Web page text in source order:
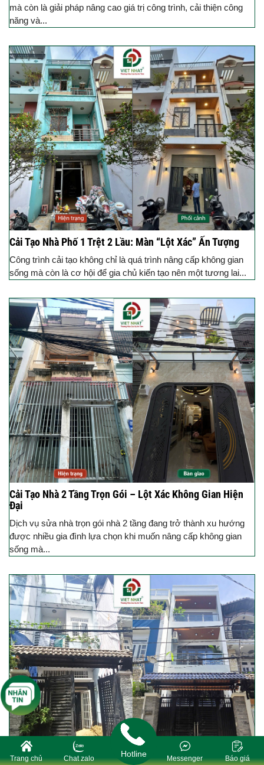
mà còn là giải pháp nâng cao giá trị công trình, cải thiện công
năng và...
Cải Tạo Nhà Phố 1 Trệt 2 Lầu: Màn “Lột Xác” Ấn Tượng
Công trình cải tạo không chỉ là quá trình nâng cấp không gian
sống mà còn là cơ hội để gia chủ kiến tạo nên một tương lai...
Cải Tạo Nhà 2 Tầng Trọn Gói – Lột Xác Không Gian Hiện
Đại
Dịch vụ sửa nhà trọn gói nhà 2 tầng đang trở thành xu hướng
được nhiều gia đình lựa chọn khi muốn nâng cấp không gian
sống mà...
Trang chủ Chat zalo Báo giá
Messenger
Hotline